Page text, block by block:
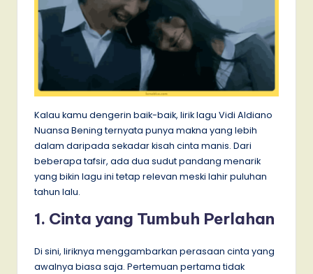
Kalau kamu dengerin baik-baik, lirik lagu Vidi Aldiano
Nuansa Bening ternyata punya makna yang lebih
dalam daripada sekadar kisah cinta manis. Dari
beberapa tafsir, ada dua sudut pandang menarik
yang bikin lagu ini tetap relevan meski lahir puluhan
tahun lalu.
1. Cinta yang Tumbuh Perlahan
Di sini, liriknya menggambarkan perasaan cinta yang
awalnya biasa saja. Pertemuan pertama tidak